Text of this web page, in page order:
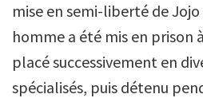
mise en semi-liberté de Jojo
homme a été mis en prison
placé successivement en
spécialisés, puis détenu